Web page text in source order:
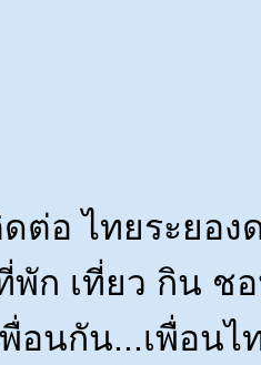
ต่อ ไทยระยอง
พัก เที่ยว กิน ช
พื่อนกัน...เพื่อน